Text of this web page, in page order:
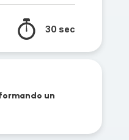
30 sec
un